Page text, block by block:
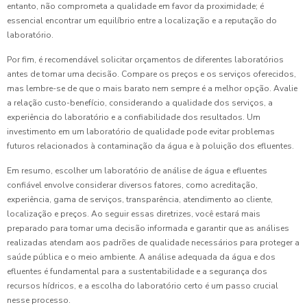
entanto, não comprometa a qualidade em favor da proximidade; é
essencial encontrar um equilíbrio entre a localização e a reputação do
laboratório.
Por fim, é recomendável solicitar orçamentos de diferentes laboratórios
antes de tomar uma decisão. Compare os preços e os serviços oferecidos,
mas lembre-se de que o mais barato nem sempre é a melhor opção. Avalie
a relação custo-benefício, considerando a qualidade dos serviços, a
experiência do laboratório e a confiabilidade dos resultados. Um
investimento em um laboratório de qualidade pode evitar problemas
futuros relacionados à contaminação da água e à poluição dos efluentes.
Em resumo, escolher um laboratório de análise de água e efluentes
confiável envolve considerar diversos fatores, como acreditação,
experiência, gama de serviços, transparência, atendimento ao cliente,
localização e preços. Ao seguir essas diretrizes, você estará mais
preparado para tomar uma decisão informada e garantir que as análises
realizadas atendam aos padrões de qualidade necessários para proteger a
saúde pública e o meio ambiente. A análise adequada da água e dos
efluentes é fundamental para a sustentabilidade e a segurança dos
recursos hídricos, e a escolha do laboratório certo é um passo crucial
nesse processo.